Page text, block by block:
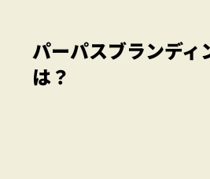
パーパスブランディ
は？